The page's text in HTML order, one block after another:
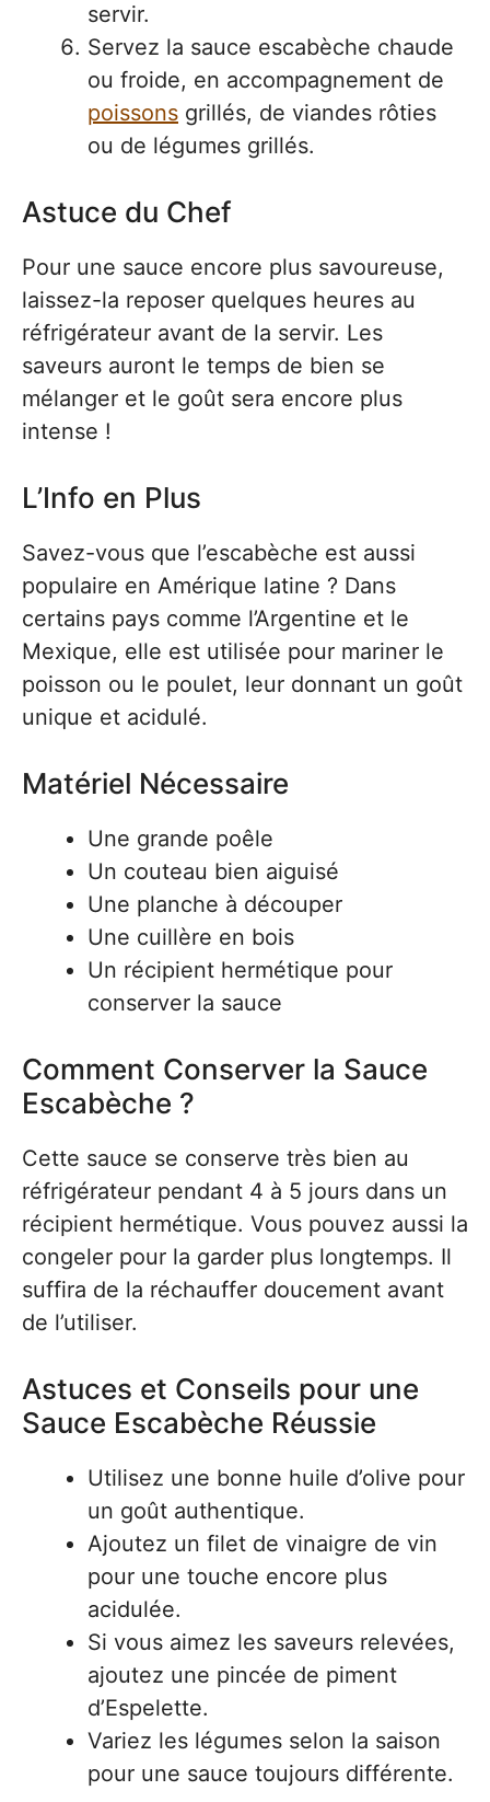
servir.
Servez la sauce escabèche chaude
ou froide, en accompagnement de
poissons grillés, de viandes rôties
ou de légumes grillés.
Astuce du Chef
Pour une sauce encore plus savoureuse,
laissez-la reposer quelques heures au
réfrigérateur avant de la servir. Les
saveurs auront le temps de bien se
mélanger et le goût sera encore plus
intense !
L’Info en Plus
Savez-vous que l’escabèche est aussi
populaire en Amérique latine ? Dans
certains pays comme l’Argentine et le
Mexique, elle est utilisée pour mariner le
poisson ou le poulet, leur donnant un goût
unique et acidulé.
Matériel Nécessaire
Une grande poêle
Un couteau bien aiguisé
Une planche à découper
Une cuillère en bois
Un récipient hermétique pour
conserver la sauce
Comment Conserver la Sauce
Escabèche ?
Cette sauce se conserve très bien au
réfrigérateur pendant 4 à 5 jours dans un
récipient hermétique. Vous pouvez aussi la
congeler pour la garder plus longtemps. Il
suffira de la réchauffer doucement avant
de l’utiliser.
Astuces et Conseils pour une
Sauce Escabèche Réussie
Utilisez une bonne huile d’olive pour
un goût authentique.
Ajoutez un filet de vinaigre de vin
pour une touche encore plus
acidulée.
Si vous aimez les saveurs relevées,
ajoutez une pincée de piment
d’Espelette.
Variez les légumes selon la saison
pour une sauce toujours différente.